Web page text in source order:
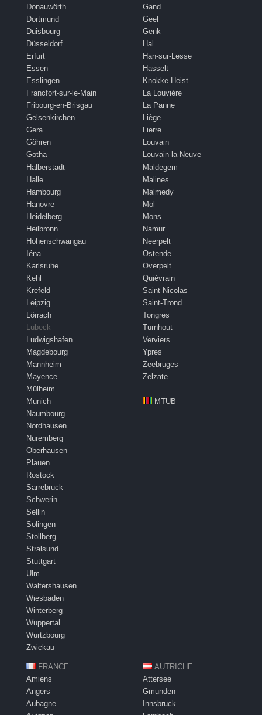
Donauwörth
Dortmund
Duisbourg
Düsseldorf
Erfurt
Essen
Esslingen
Francfort-sur-le-Main
Fribourg-en-Brisgau
Gelsenkirchen
Gera
Göhren
Gotha
Halberstadt
Halle
Hambourg
Hanovre
Heidelberg
Heilbronn
Hohenschwangau
Iéna
Karlsruhe
Kehl
Krefeld
Leipzig
Lörrach
Lübeck
Ludwigshafen
Magdebourg
Mannheim
Mayence
Mülheim
Munich
Naumbourg
Nordhausen
Nuremberg
Oberhausen
Plauen
Rostock
Sarrebruck
Schwerin
Sellin
Solingen
Stollberg
Stralsund
Stuttgart
Ulm
Waltershausen
Wiesbaden
Winterberg
Wuppertal
Wurtzbourg
Zwickau
Gand
Geel
Genk
Hal
Han-sur-Lesse
Hasselt
Knokke-Heist
La Louvière
La Panne
Liège
Lierre
Louvain
Louvain-la-Neuve
Maldegem
Malines
Malmedy
Mol
Mons
Namur
Neerpelt
Ostende
Overpelt
Quiévrain
Saint-Nicolas
Saint-Trond
Tongres
Turnhout
Verviers
Ypres
Zeebruges
Zelzate
MTUB
FRANCE
Amiens
Angers
Aubagne
AUTRICHE
Attersee
Gmunden
Innsbruck